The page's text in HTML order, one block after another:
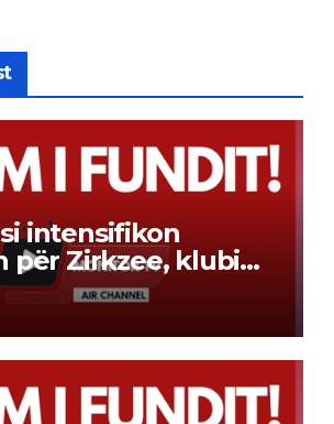
intensifikon
për Zirkzee, klubi
rrugën për
e tij